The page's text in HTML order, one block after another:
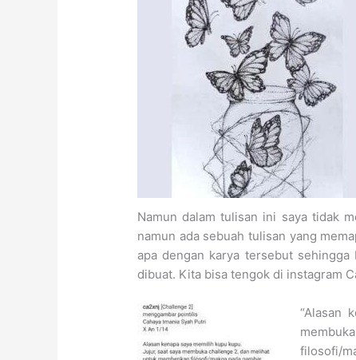
Namun dalam tulisan ini saya tidak
namun ada sebuah tulisan yang
apa dengan karya tersebut
dibuat. Kita bisa tengok di instagram
“Alasan
filosofi/